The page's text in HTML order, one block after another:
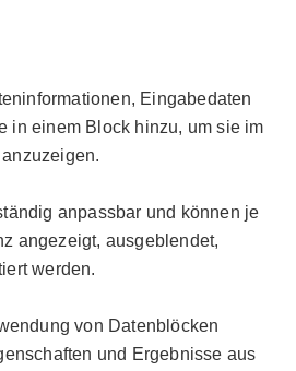
Eingabedaten
in einem Block hinzu, um sie im
anpassbar und können je
angezeigt, ausgeblendet,
werden.
von Datenblöcken
und Ergebnisse aus